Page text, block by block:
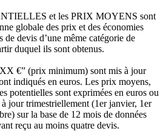
et les PRIX MOYENS sont
globale des prix et des économies
de devis d’une même catégorie de
duquel ils sont obtenus.
€” (prix minimum) sont mis à jour
indiqués en euros. Les prix moyens,
potentielles sont exprimées en euros ou
jour trimestriellement (1er janvier, 1er
sur la base de 12 mois de données
reçu au moins quatre devis.